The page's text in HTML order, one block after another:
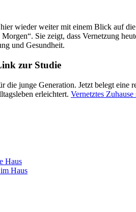
wieder weiter mit einem Blick auf
Sie zeigt, dass Vernetzung
und Gesundheit.
zur Studie
die junge Generation. Jetzt belegt
erleichtert. Vernetztes
Haus
Haus